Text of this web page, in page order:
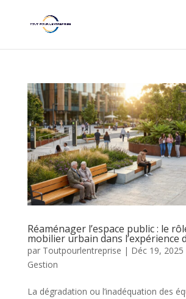
Réaménager l’espace public : le
mobilier urbain dans l’expérience
par Toutpourlentreprise | Déc 19, 2025
Gestion
La dégradation ou l’inadéquation des